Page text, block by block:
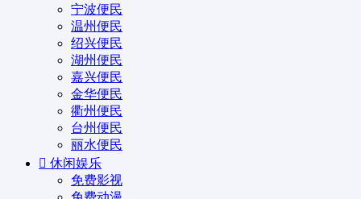
宁波便民
温州便民
绍兴便民
湖州便民
嘉兴便民
金华便民
衢州便民
台州便民
丽水便民
休闲娱乐
免费影视